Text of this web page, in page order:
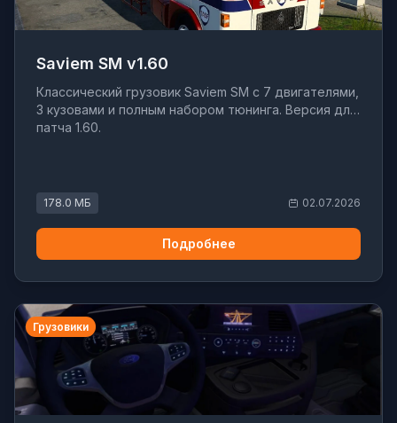
Saviem SM v1.60
Классический грузовик Saviem SM с 7 двигателями,
3 кузовами и полным набором тюнинга. Версия для
патча 1.60.
178.0 МБ 02.07.2026
Подробнее
Грузовики